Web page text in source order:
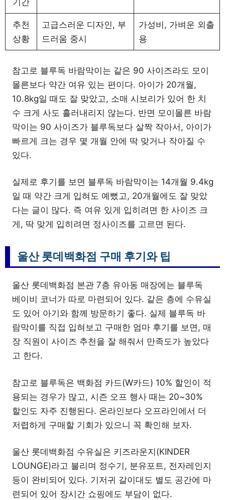
기간
추천
상황
고급스러운 디자인, 부
드러움 중시
가성비, 가벼운 외출
용
참고로 블루독 바람막이는 같은 90 사이즈라도 모이
몰른보다 약간 여유 있는 편이다. 아이가 20개월,
10.8kg일 때도 잘 맞았고, 소매 시보리가 있어 한 치
수 크게 사도 흘러내리지 않는다. 반면 모이몰른 바람
막이는 90 사이즈가 블루독보다 살짝 작아서, 아이가
빠르게 크는 경우 몇 개월 안에 딱 맞거나 작아질 수
있다.
실제로 후기를 보면 블루독 바람막이는 14개월 9.4kg
일 때 약간 크게 입혀도 예뻤고, 20개월에도 잘 맞았
다는 글이 많다. 즉 여유 있게 입히려면 한 사이즈 크
게, 딱 맞게 입히려면 정사이즈를 고르면 된다.
울산 롯데백화점 구매 후기와 팁
울산 롯데백화점 본관 7층 유아동 매장에는 블루독
베이비 코너가 따로 마련되어 있다. 같은 층에 수유실
도 있어 아기와 함께 방문하기 좋다. 실제 블루독 바
람막이를 직접 입혀보고 구매한 엄마 후기를 보면, 매
장 직원이 사이즈 추천을 잘 해줘서 만족도가 높았다
고 한다.
참고로 블루독은 백화점 카드(W카드) 10% 할인이 적
용되는 경우가 많고, 시즌 오프 행사 때는 20~30%
할인도 자주 진행된다. 온라인보다 오프라인에서 더
저렵하게 구매할 기회가 있으니 꼭 확인해 보자.
울산 롯데백화점 수유실은 키즈라운지(KINDER
LOUNGE)라고 불리며 정수기, 분유포트, 전자레인지
등이 완비되어 있다. 기저귀 갈이대도 별도 공간에 마
련되어 있어 장시간 쇼핑에도 부담이 없다.